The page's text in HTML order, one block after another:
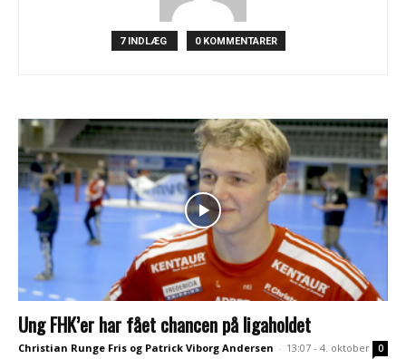
7 INDLÆG 0 KOMMENTARER
Ung FHK’er har fået chancen på ligaholdet
Christian Runge Fris og Patrick Viborg Andersen - 13:07 - 4. oktober 0